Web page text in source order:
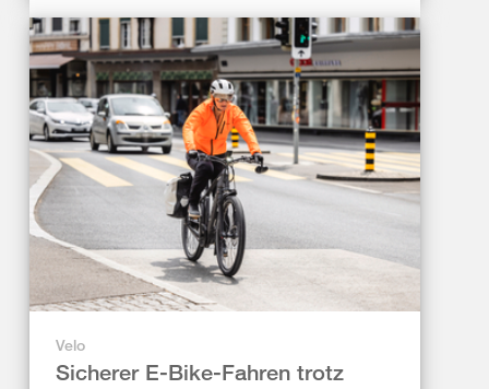
Velo
Sicherer E-Bike-Fahren trotz